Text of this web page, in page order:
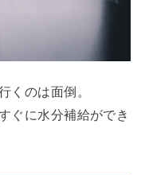
くのは面倒。
ぐに水分補給ができ